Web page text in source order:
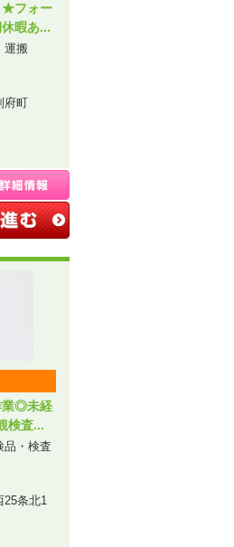
★フォー
暇あ...
運搬
府町
◎未経
検査...
品・検査
25条北1